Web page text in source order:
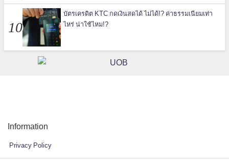
บัตรเครดิต KTC กดเงินสดได้ ไม่ได้!? ค่าธรรมเนียมเท่า
ไหร่ น่าใช้ไหม!?
Information
Privacy Policy